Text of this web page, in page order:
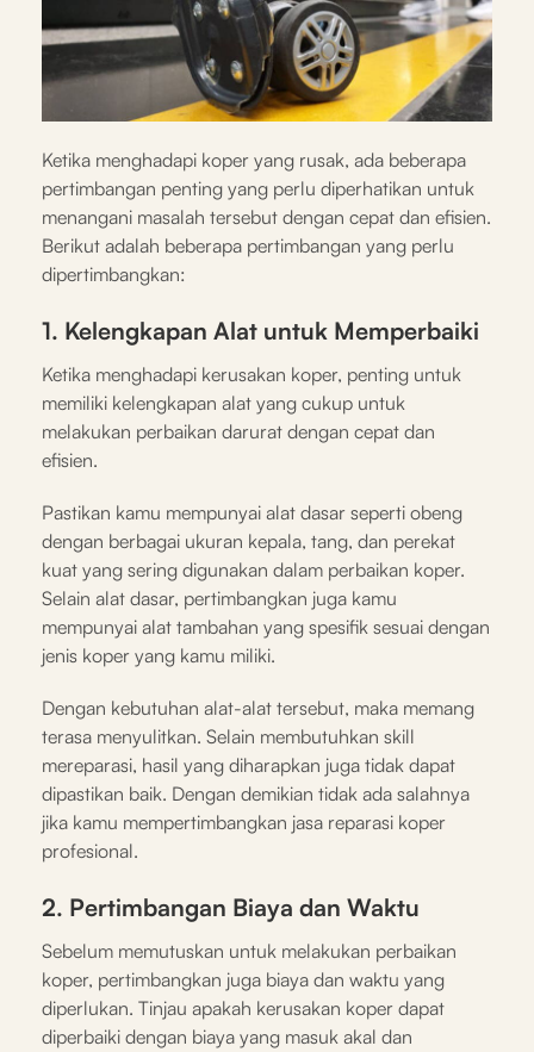
Ketika menghadapi koper yang rusak, ada beberapa
pertimbangan penting yang perlu diperhatikan untuk
menangani masalah tersebut dengan cepat dan efisien.
Berikut adalah beberapa pertimbangan yang perlu
dipertimbangkan:
1. Kelengkapan Alat untuk Memperbaiki
Ketika menghadapi kerusakan koper, penting untuk
memiliki kelengkapan alat yang cukup untuk
melakukan perbaikan darurat dengan cepat dan
efisien.
Pastikan kamu mempunyai alat dasar seperti obeng
dengan berbagai ukuran kepala, tang, dan perekat
kuat yang sering digunakan dalam perbaikan koper.
Selain alat dasar, pertimbangkan juga kamu
mempunyai alat tambahan yang spesifik sesuai dengan
jenis koper yang kamu miliki.
Dengan kebutuhan alat-alat tersebut, maka memang
terasa menyulitkan. Selain membutuhkan skill
mereparasi, hasil yang diharapkan juga tidak dapat
dipastikan baik. Dengan demikian tidak ada salahnya
jika kamu mempertimbangkan jasa reparasi koper
profesional.
2. Pertimbangan Biaya dan Waktu
Sebelum memutuskan untuk melakukan perbaikan
koper, pertimbangkan juga biaya dan waktu yang
diperlukan. Tinjau apakah kerusakan koper dapat
diperbaiki dengan biaya yang masuk akal dan